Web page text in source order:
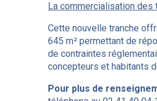
La commercialisation
Cette nouvelle tranche
645 m² permettant de
de contraintes
concepteurs et habitants
Pour plus de